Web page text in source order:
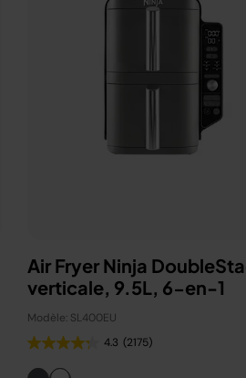
Air Fryer Ninja
verticale, 9.5L, 6-en-1
Modèle: SL400EU
4.3 (2175)